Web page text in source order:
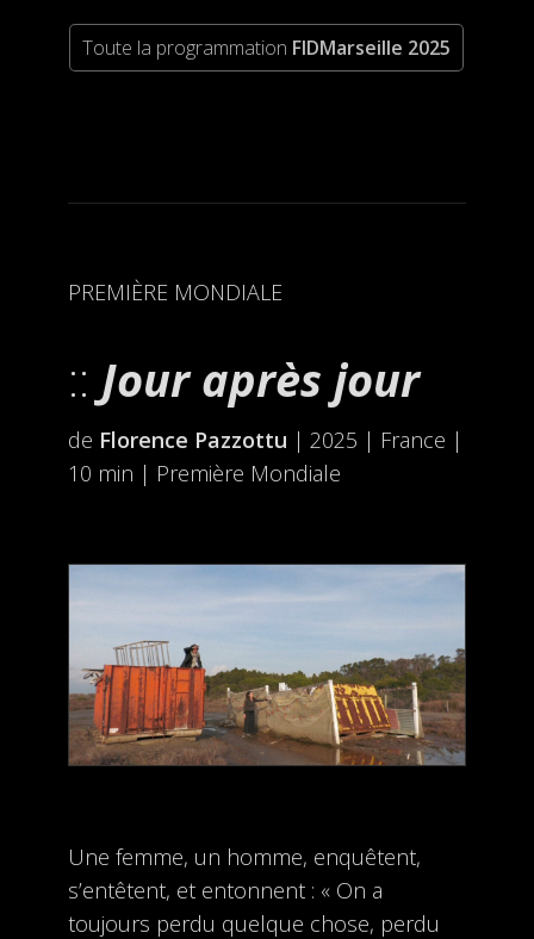
Toute la programmation FIDMarseille 2025
PREMIÈRE MONDIALE
Jour après jour
de Florence Pazzottu | 2025 | France |
10 min | Première Mondiale
Une femme, un homme, enquêtent,
s’entêtent, et entonnent : « On a
toujours perdu quelque chose, perdu